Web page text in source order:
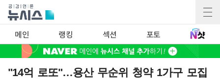
메인 랭킹 섹션 포토
"14억 로또"…용산 무순위 청약 1가구 모집